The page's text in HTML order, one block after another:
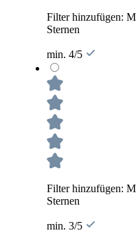
Filter hinzufügen:
Sternen
min. 4/5
Filter hinzufügen:
Sternen
min. 3/5